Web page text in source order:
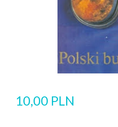
10,00 PLN